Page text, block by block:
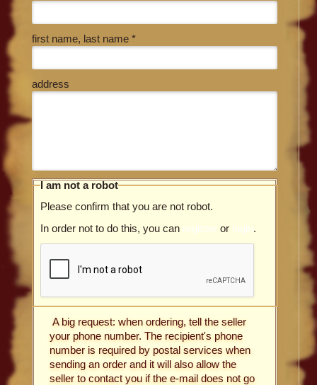
first name, last name *
address
I am not a robot
Please confirm that you are not robot.
In order not to do this, you can register or login.
A big request: when ordering, tell the seller
your phone number. The recipient's phone
number is required by postal services when
sending an order and it will also allow the
seller to contact you if the e-mail does not go